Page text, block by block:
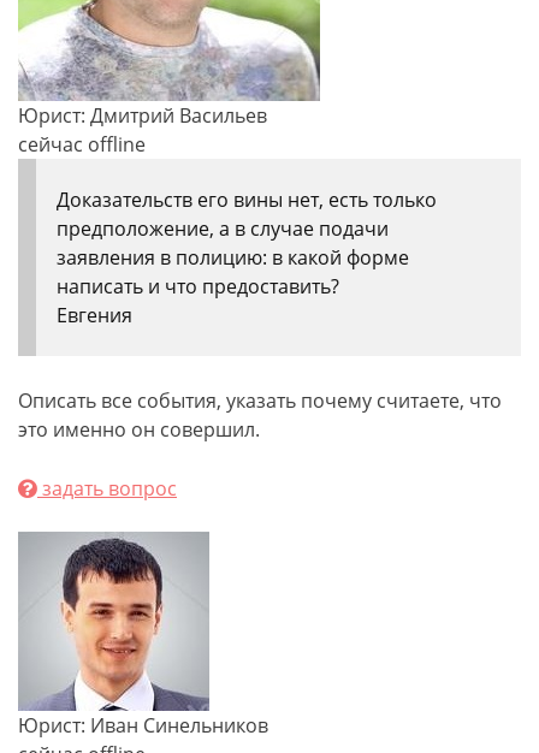
Юрист: Дмитрий Васильев
сейчас offline
Доказательств его вины нет, есть только
предположение, а в случае подачи
заявления в полицию: в какой форме
написать и что предоставить?
Евгения
Описать все события, указать почему считаете, что
это именно он совершил.
задать вопрос
Юрист: Иван Синельников